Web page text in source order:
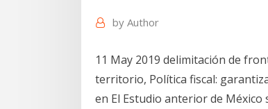
by Author
11 May 2019 delimitación de
territorio, Política fiscal:
en El Estudio anterior de México